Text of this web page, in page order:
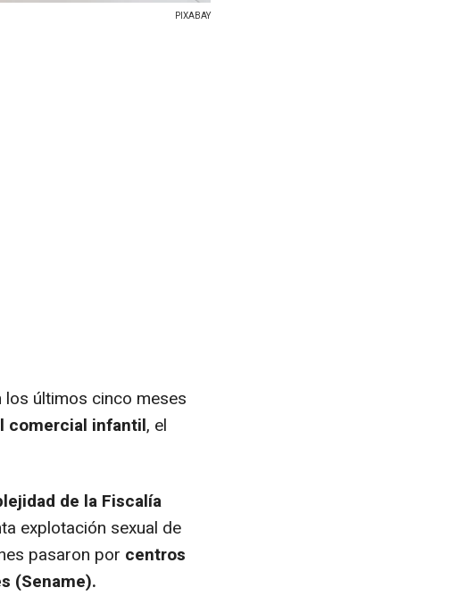
PIXABAY
los últimos cinco meses
comercial infantil, el
de la Fiscalía
explotación sexual de
pasaron por centros
(Sename).